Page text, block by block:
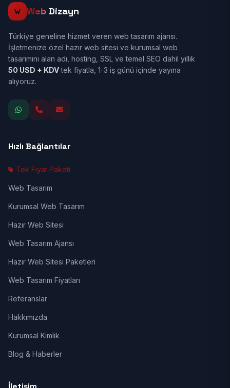
Web Dizayn
Türkiye geneline hizmet veren web tasarım ajansı.
İşletmenize özel hazır web sitesi ve kurumsal web
tasarımını alan adı, hosting, SSL ve temel SEO dahil yıllık
50 USD + KDVtek fiyatla, 1-3 iş günü içinde yayına
alıyoruz.
Hızlı Bağlantılar
Tek Fiyat Paketi
Web Tasarım
Kurumsal Web Tasarım
Hazır Web Sitesi
Web Tasarım Ajansı
Hazır Web Sitesi Paketleri
Web Tasarım Fiyatları
Referanslar
Hakkımızda
Kurumsal Kimlik
Blog & Haberler